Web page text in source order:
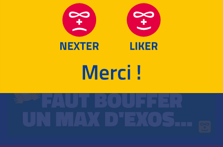
HISTOIRE-GÉOGRAPHIE
LANGUES EUROPÉENNES
LANGUES HORS EUROPE